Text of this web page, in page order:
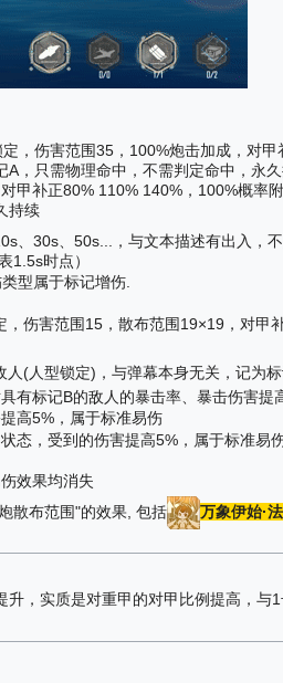
，伤害范围35，100%炮击加成，对甲
，只需物理命中，不需判定命中，永
甲补正80% 110% 140%，100%概率
持续
、30s、50s...，与文本描述有出入，
1.5s时点）
型属于标记增伤.
伤害范围15，散布范围19×19，对甲
人(人型锁定)，与弹幕本身无关，记为
有标记B的敌人的暴击率、暴击伤害提
高5%，属于标准易伤
态，受到的伤害提高5%，属于标准易
效果均消失
散布范围"的效果, 包括
万象伊始·
升，实质是对重甲的对甲比例提高，与